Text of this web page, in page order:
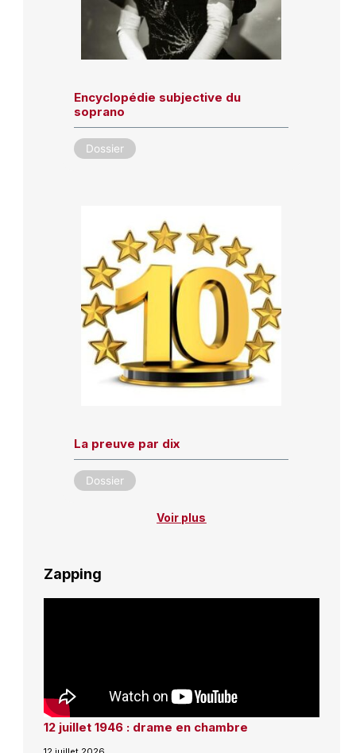
Encyclopédie subjective du
soprano
Dossier
La preuve par dix
Dossier
Voir plus
Zapping
12 juillet 1946 : drame en chambre